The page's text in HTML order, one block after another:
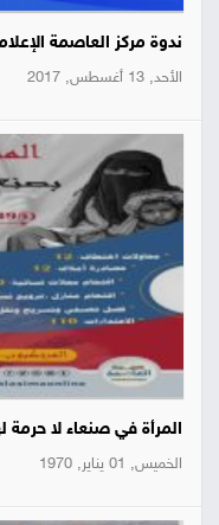
ندوة مركز العاصمة
الأحد, 13 أغسطس, 2017
المرأة في صنعاء لا حرمة
الخميس, 01 يناير, 1970